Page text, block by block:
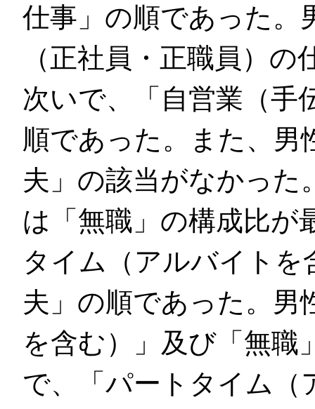
仕事」の順であった。
（正社員・正職員）
次いで、「自営業（手
順であった。また、男
夫」の該当がなかった
は「無職」の構成比が
タイム（アルバイトを
夫」の順であった。男
を含む）」及び「無職
で、「パートタイム（